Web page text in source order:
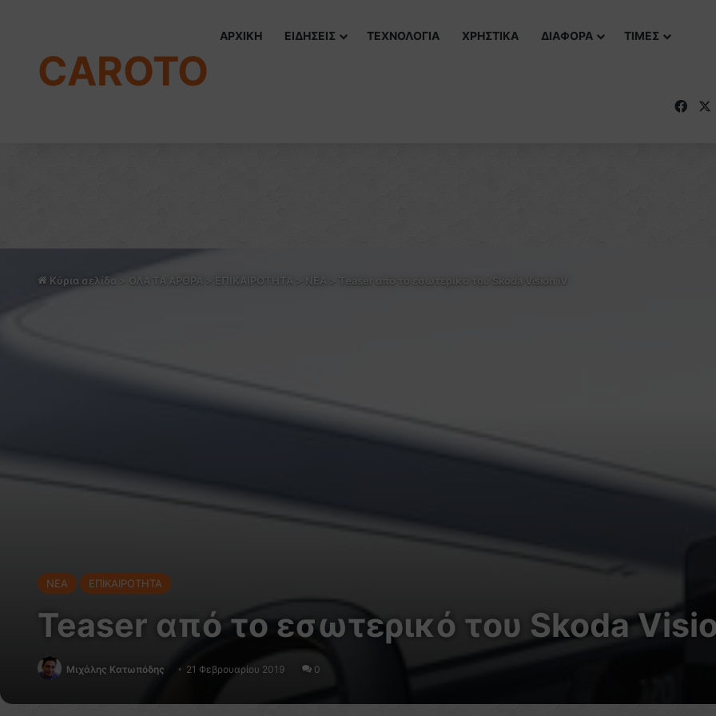
CAROTO
ΑΡΧΙΚΗ ΕΙΔΗΣΕΙΣ ΤΕΧΝΟΛΟΓΙΑ ΧΡΗΣΤΙΚΑ ΔΙΑΦΟΡΑ ΤΙΜΕΣ
Κύρια σελίδα > ΟΛΑ ΤΑ ΑΡΘΡΑ > ΕΠΙΚΑΙΡΟΤΗΤΑ > NEA > Teaser από το εσωτερικό του Skoda Vision iV
NEA ΕΠΙΚΑΙΡΟΤΗΤΑ
Teaser από το εσωτερικό του Skoda
Μιχάλης Κατωπόδης 21 Φεβρουαρίου 2019 0